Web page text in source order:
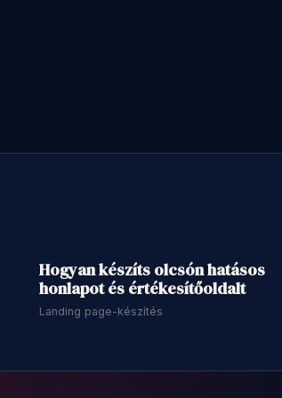
Hogyan készíts olcsón hatásos
honlapot és értékesítőoldalt
Landing page-készítés